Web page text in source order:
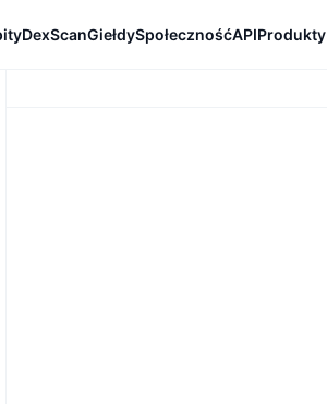
DexScanGiełdySpołecznośćAPIProdukty